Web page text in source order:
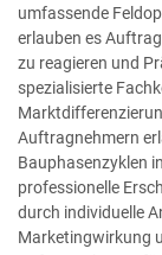
umfassende
erlauben es
zu reagieren und
spezialisierte
Auftragnehmern
Bauphasenzyklen
professionelle
durch individuelle
Marketingwirkung